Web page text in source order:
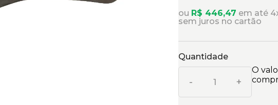
ou R$ 446,47 em até
sem juros no cartão
Quantidade
- +
O